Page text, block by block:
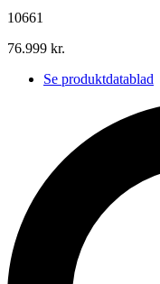
10661
76.999 kr.
Se produktdatablad